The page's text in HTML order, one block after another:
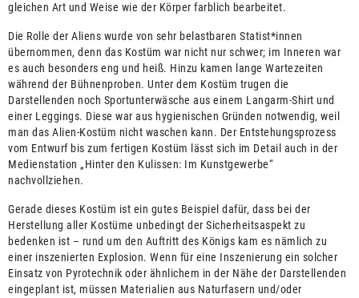
gleichen Art und Weise wie der Körper farblich bearbeitet.
Die Rolle der Aliens wurde von sehr belastbaren Statist*innen
übernommen, denn das Kostüm war nicht nur schwer; im Inneren war
es auch besonders eng und heiß. Hinzu kamen lange Wartezeiten
während der Bühnenproben. Unter dem Kostüm trugen die
Darstellenden noch Sportunterwäsche aus einem Langarm-Shirt und
einer Leggings. Diese war aus hygienischen Gründen notwendig, weil
man das Alien-Kostüm nicht waschen kann. Der Entstehungsprozess
vom Entwurf bis zum fertigen Kostüm lässt sich im Detail auch in der
Medienstation „Hinter den Kulissen: Im Kunstgewerbe“
nachvollziehen.
Gerade dieses Kostüm ist ein gutes Beispiel dafür, dass bei der
Herstellung aller Kostüme unbedingt der Sicherheitsaspekt zu
bedenken ist – rund um den Auftritt des Königs kam es nämlich zu
einer inszenierten Explosion. Wenn für eine Inszenierung ein solcher
Einsatz von Pyrotechnik oder ähnlichem in der Nähe der Darstellenden
eingeplant ist, müssen Materialien aus Naturfasern und/oder